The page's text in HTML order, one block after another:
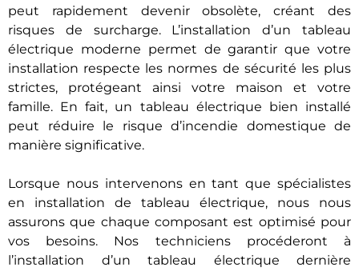
peut rapidement devenir obsolète, créant des
risques de surcharge. L’installation d’un tableau
électrique moderne permet de garantir que votre
installation respecte les normes de sécurité les plus
strictes, protégeant ainsi votre maison et votre
famille. En fait, un tableau électrique bien installé
peut réduire le risque d’incendie domestique de
manière significative.
Lorsque nous intervenons en tant que spécialistes
en installation de tableau électrique, nous nous
assurons que chaque composant est optimisé pour
vos besoins. Nos techniciens procéderont à
l’installation d’un tableau électrique dernière